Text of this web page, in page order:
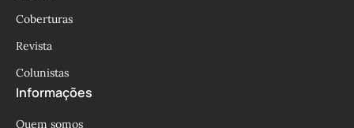
Coberturas
Revista
Colunistas
Informações
Quem somos